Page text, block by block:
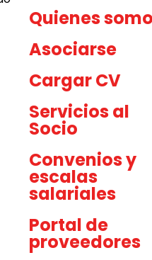
Quienes
Asociarse
Cargar CV
Servicios al
Socio
Convenios y
escalas
salariales
Portal de
proveedores